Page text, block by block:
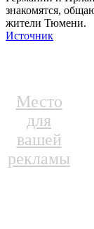
знакомятся,
жители Тюмени.
Источник
Место
для
вашей
рекламы